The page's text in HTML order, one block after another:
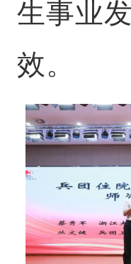
生事业
效。